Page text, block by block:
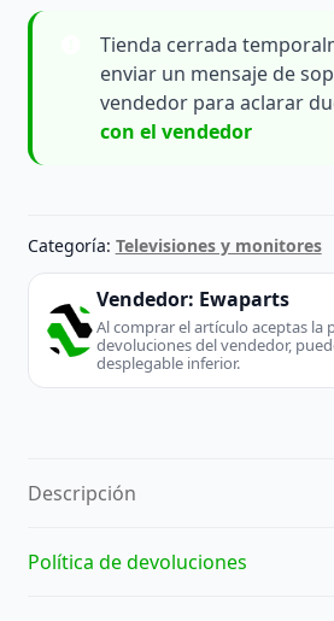
Tienda cerrada
enviar un mensaje de
vendedor para aclarar
con el vendedor
Categoría: Televisiones y monitores
Vendedor: Ewaparts
Al comprar el artículo aceptas la
devoluciones del vendedor,
desplegable inferior.
Descripción
Política de devoluciones